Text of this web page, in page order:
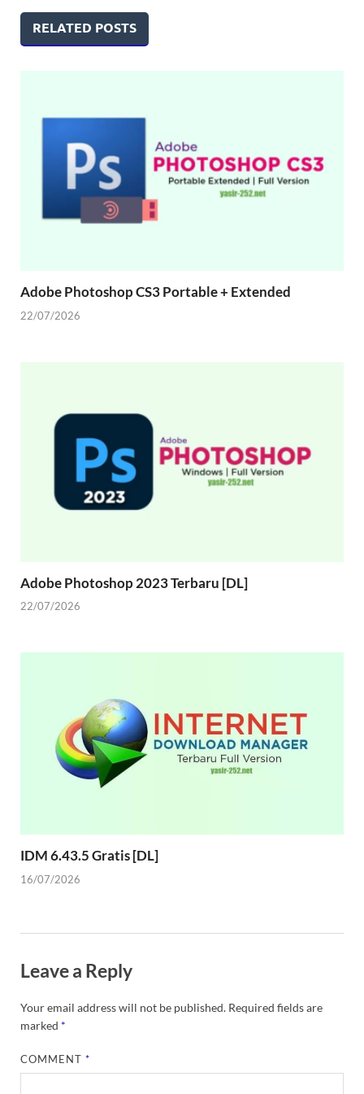
RELATED POSTS
Adobe Photoshop CS3 Portable + Extended
22/07/2026
Adobe Photoshop 2023 Terbaru [DL]
22/07/2026
IDM 6.43.5 Gratis [DL]
16/07/2026
Leave a Reply
Your email address will not be published. Required fields are
marked *
COMMENT*